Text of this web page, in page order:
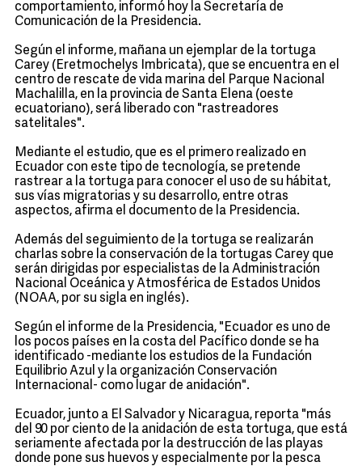
comportamiento, informó hoy la Secretaría de
Comunicación de la Presidencia.
Según el informe, mañana un ejemplar de la tortuga
Carey (Eretmochelys Imbricata), que se encuentra en el
centro de rescate de vida marina del Parque Nacional
Machalilla, en la provincia de Santa Elena (oeste
ecuatoriano), será liberado con "rastreadores
satelitales".
Mediante el estudio, que es el primero realizado en
Ecuador con este tipo de tecnología, se pretende
rastrear a la tortuga para conocer el uso de su hábitat,
sus vías migratorias y su desarrollo, entre otras
aspectos, afirma el documento de la Presidencia.
Además del seguimiento de la tortuga se realizarán
charlas sobre la conservación de la tortugas Carey que
serán dirigidas por especialistas de la Administración
Nacional Oceánica y Atmosférica de Estados Unidos
(NOAA, por su sigla en inglés).
Según el informe de la Presidencia, "Ecuador es uno de
los pocos países en la costa del Pacífico donde se ha
identificado -mediante los estudios de la Fundación
Equilibrio Azul y la organización Conservación
Internacional- como lugar de anidación".
Ecuador, junto a El Salvador y Nicaragua, reporta "más
del 90 por ciento de la anidación de esta tortuga, que está
seriamente afectada por la destrucción de las playas
donde pone sus huevos y especialmente por la pesca